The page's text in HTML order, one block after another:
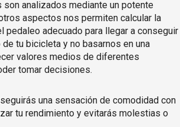
analizados mediante un potente
aspectos nos permiten calcular la
pedaleo adecuado para llegar a conseguir
tu bicicleta y no basarnos en una
valores medios de diferentes
tomar decisiones.
una sensación de comodidad con
tu rendimiento y evitarás molestias o